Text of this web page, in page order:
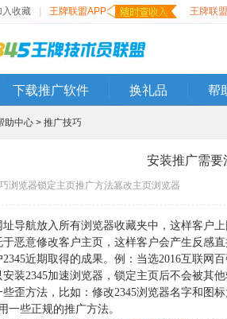
入收藏 王牌联盟APP 王牌联
下载推广软件 换礼品 帮
助中心 > 推广技巧
安装推广需要
浏览器锁定主页推广方法篡改主页浏览器
址导航放入所有浏览器收藏夹中，这样客户
恶意修改客户主页，这样客户会产生反感
近期取得的成果。例：当选2016互联网百
装2345加速浏览器，锁定主页后不会被其他
些歪方法，比如：修改2345浏览器名字和图
一些正规的推广方法。